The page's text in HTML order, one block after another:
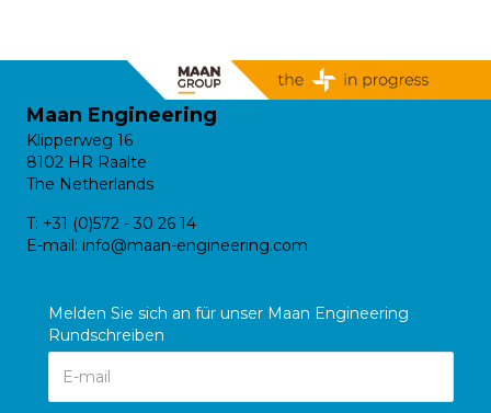
Maan Engineering
Klipperweg 16
8102 HR Raalte
The Netherlands
T: +31 (0)572 - 30 26 14
E-mail: info@maan-engineering.com
Melden Sie sich an für unser Maan Engineering
Rundschreiben